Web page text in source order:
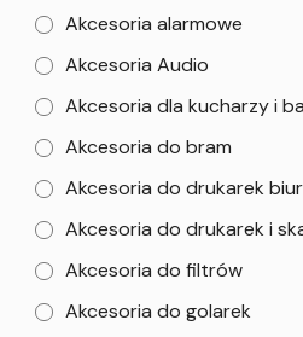
Akcesoria alarmowe
Akcesoria Audio
Akcesoria dla kucharzy i
Akcesoria do bram
Akcesoria do drukarek
Akcesoria do drukarek i
Akcesoria do filtrów
Akcesoria do golarek